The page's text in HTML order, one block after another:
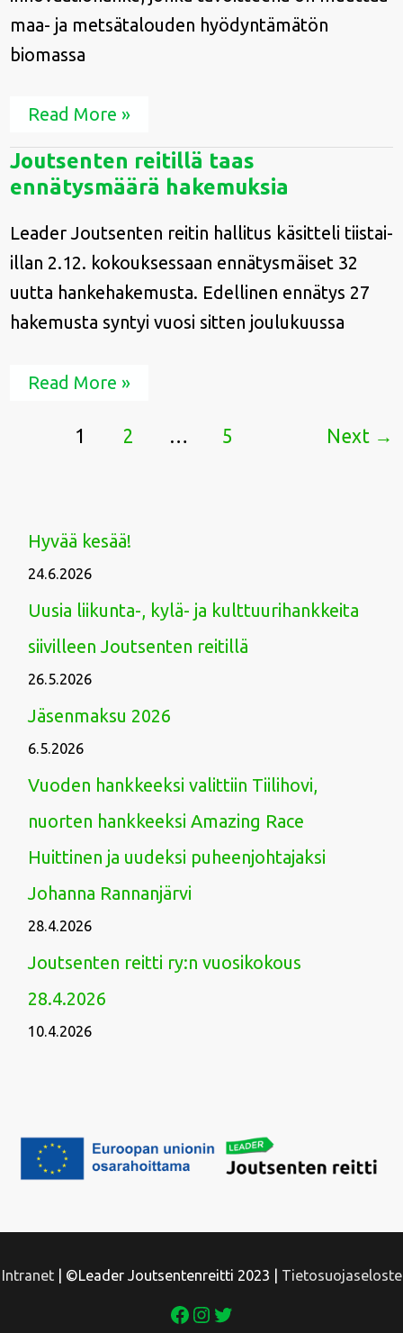
maa- ja metsätalouden hyödyntämätön
biomassa
Read More »
Joutsenten reitillä taas
ennätysmäärä hakemuksia
Leader Joutsenten reitin hallitus käsitteli tiistai-
illan 2.12. kokouksessaan ennätysmäiset 32
uutta hankehakemusta. Edellinen ennätys 27
hakemusta syntyi vuosi sitten joulukuussa
Joutsenten
reitillä
taas
hakemuksia
Read More »
1 2 … 5 Next →
Hyvää kesää!
24.6.2026
Uusia liikunta-, kylä- ja kulttuurihankkeita
siivilleen Joutsenten reitillä
26.5.2026
Jäsenmaksu 2026
6.5.2026
Vuoden hankkeeksi valittiin Tiilihovi,
nuorten hankkeeksi Amazing Race
Huittinen ja uudeksi puheenjohtajaksi
Johanna Rannanjärvi
28.4.2026
Joutsenten reitti ry:n vuosikokous
28.4.2026
10.4.2026
Intranet| ©Leader Joutsentenreitti 2023 | Tietosuojaseloste
Facebook
Instagram
Twitter